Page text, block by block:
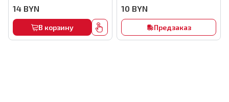
14 BYN
В корзину
10 BYN
Предзаказ